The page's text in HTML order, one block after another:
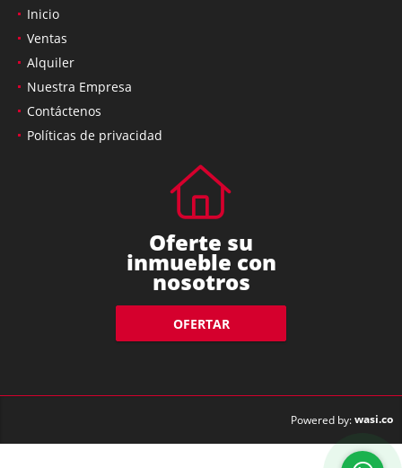
Inicio
Ventas
Alquiler
Nuestra Empresa
Contáctenos
Políticas de privacidad
Oferte su
inmueble con
nosotros
OFERTAR
Powered by:wasi.co